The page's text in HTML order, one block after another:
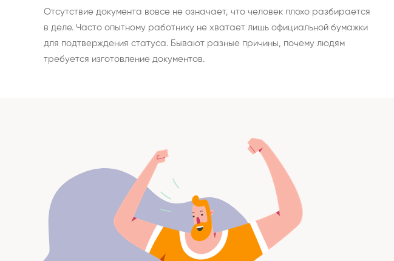
Отсутствие документа вовсе не означает, что человек плохо разбирается
в деле. Часто опытному работнику не хватает лишь официальной бумажки
для подтверждения статуса. Бывают разные причины, почему людям
требуется изготовление документов.